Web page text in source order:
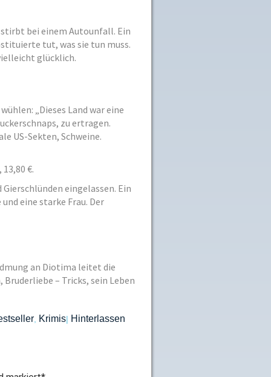
bei einem Autounfall. Ein
tut, was sie tun muss.
glücklich.
„Dieses Land war eine
zu ertragen.
US-Sekten, Schweine.
€.
eingelassen. Ein
eine starke Frau. Der
an Diotima leitet die
– Tricks, sein Leben
, Krimis| Hinterlassen